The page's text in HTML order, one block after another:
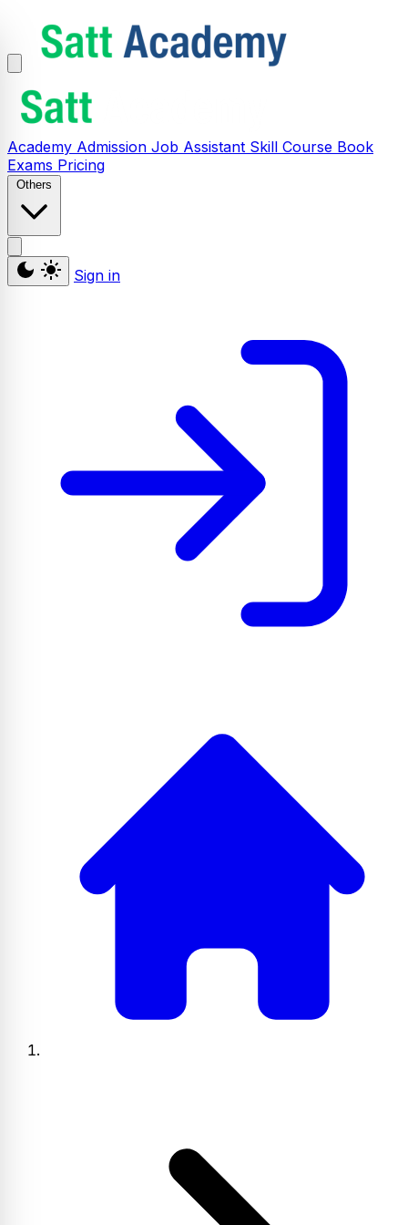
Academy Admission Job Assistant Skill Course Book
Exams Pricing
Others
Sign in